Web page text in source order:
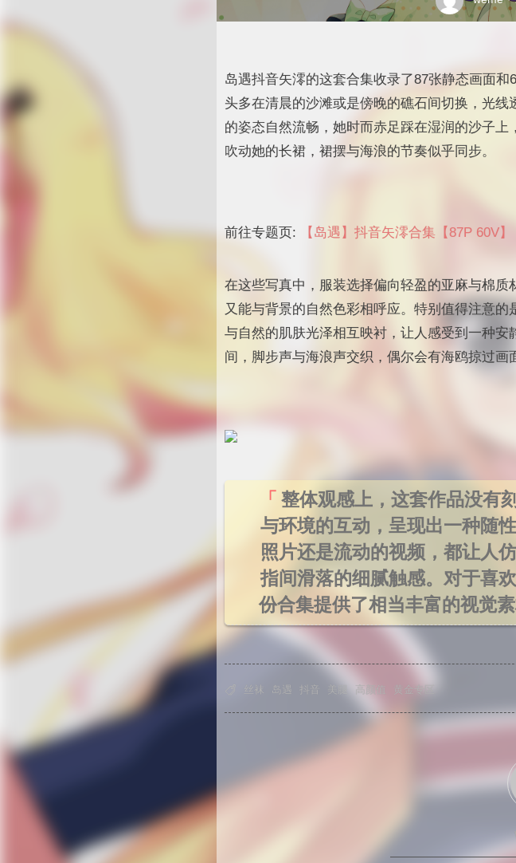
岛遇抖音矢澪的这套合集收录了87张静态画面
头多在清晨的沙滩或是傍晚的礁石间切换，光
的姿态自然流畅，她时而赤足踩在湿润的沙子
吹动她的长裙，裙摆与海浪的节奏似乎同步。
前往专题页: 【岛遇】抖音矢澪合集【87P 60V】
在这些写真中，服装选择偏向轻盈的亚麻与棉
又能与背景的自然色彩相呼应。特别值得注意
与自然的肌肤光泽相互映衬，让人感受到一种
间，脚步声与海浪声交织，偶尔会有海鸥掠过画
整体观感上，这套作品没有
与环境的互动，呈现出一种随
照片还是流动的视频，都让人
指间滑落的细腻触感。对于喜
份合集提供了相当丰富的视觉
丝袜 岛遇 抖音 美腿 高颜值 黄金专区